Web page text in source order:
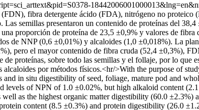
fibra detergente ácido (FDA), nitrógeno no proteico
semillas presentaron un contenido de proteínas del
proporción de proteína de 23,5 ±0,9% y valores de
de NNP (0,6 ±0,01%) y alcaloides (1,0 ±0,018%). La
pero el mayor contenido de fibra cruda (52,4 ±0,3%),
de proteínas, sobre todo las semillas y el follaje, por lo que
alcaloides por métodos físicos.<hr/>With the purpose of
in situ digestibility of seed, foliage, mature pod and
levels of NPN of 1.0 ±0.02%, but high alkaloid content
as the highest organic matter digestibility (60.0
content (8.5 ±0.3%) and protein digestibility (26.0